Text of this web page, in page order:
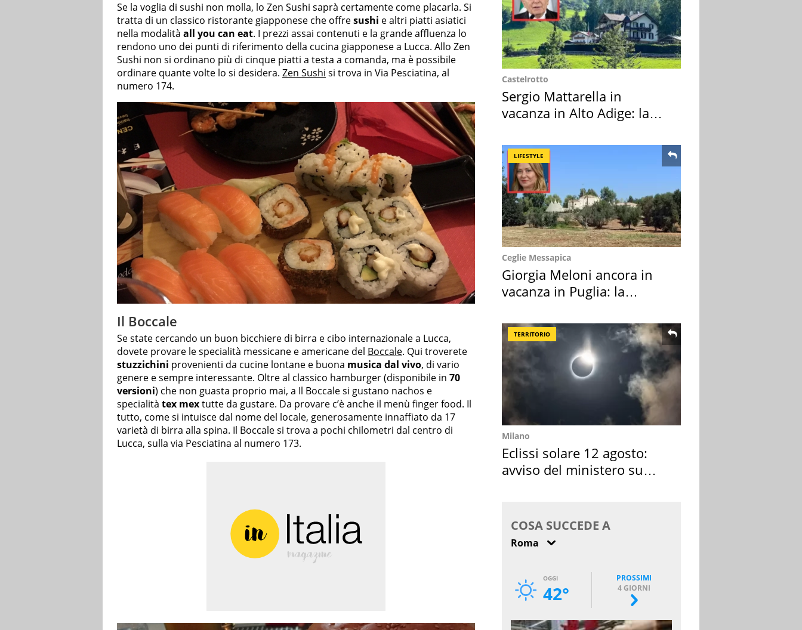
Se la voglia di sushi non molla, lo Zen Sushi saprà certamente come placarla. Si
tratta di un classico ristorante giapponese che offresushi e altri piatti asiatici
nella modalità all you can eat. I prezzi assai contenuti e la grande affluenza lo
rendono uno dei punti di riferimento della cucina giapponese a Lucca. Allo Zen
Sushi non si ordinano più di cinque piatti a testa a comanda, ma è possibile
ordinare quante volte lo si desidera. Zen Sushi si trova in Via Pesciatina, al
numero 174.
Il Boccale
Se state cercando un buon bicchiere di birra e cibo internazionale a Lucca,
dovete provare le specialità messicane e americane del Boccale. Qui troverete
stuzzichini provenienti da cucine lontane e buona musica dal vivo, di vario
genere e sempre interessante. Oltre al classico hamburger (disponibile in 70
versioni) che non guasta proprio mai, a Il Boccale si gustano nachos e
specialità tex mextutte da gustare. Da provare c’è anche il menù finger food. Il
tutto, come si intuisce dal nome del locale, generosamente innaffiato da 17
varietà di birra alla spina. Il Boccale si trova a pochi chilometri dal centro di
Lucca, sulla via Pesciatina al numero 173.
Castelrotto
Sergio Mattarella in
vacanza in Alto Adige: la
LIFESTYLE
Ceglie Messapica
Giorgia Meloni ancora in
vacanza in Puglia: la
TERRITORIO
Milano
Eclissi solare 12 agosto:
avviso del ministero su